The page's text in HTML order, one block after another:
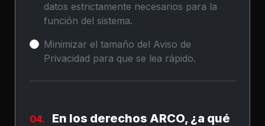
datos estrictamente necesarios para la
función del sistema.
Minimizar el tamaño del Aviso de
Privacidad para que se lea rápido.
04.
En los derechos ARCO, ¿a qué